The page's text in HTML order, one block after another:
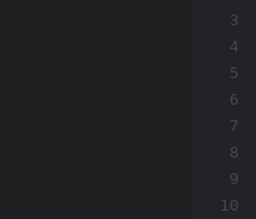
3
4
5
6
7
8
9
10